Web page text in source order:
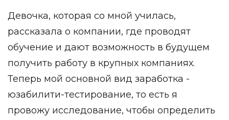
Девочка, которая со мной училась,
рассказала о компании, где проводят
обучение и дают возможность в будущем
получить работу в крупных компаниях.
Теперь мой основной вид заработка -
юзабилити-тестирование, то есть я
провожу исследование, чтобы определить